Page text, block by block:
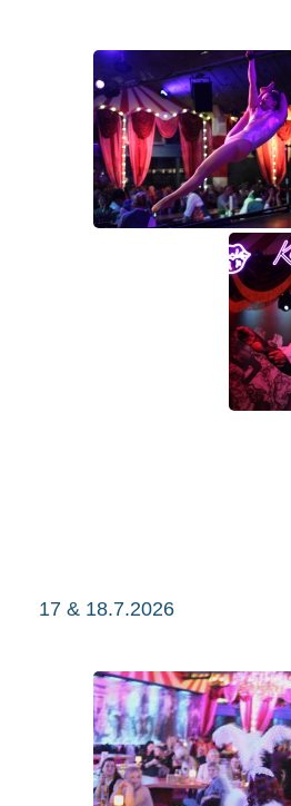
17 & 18.7.2026